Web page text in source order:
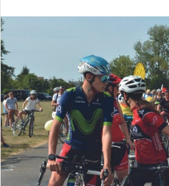
e
r
u
n
c
o
u
r